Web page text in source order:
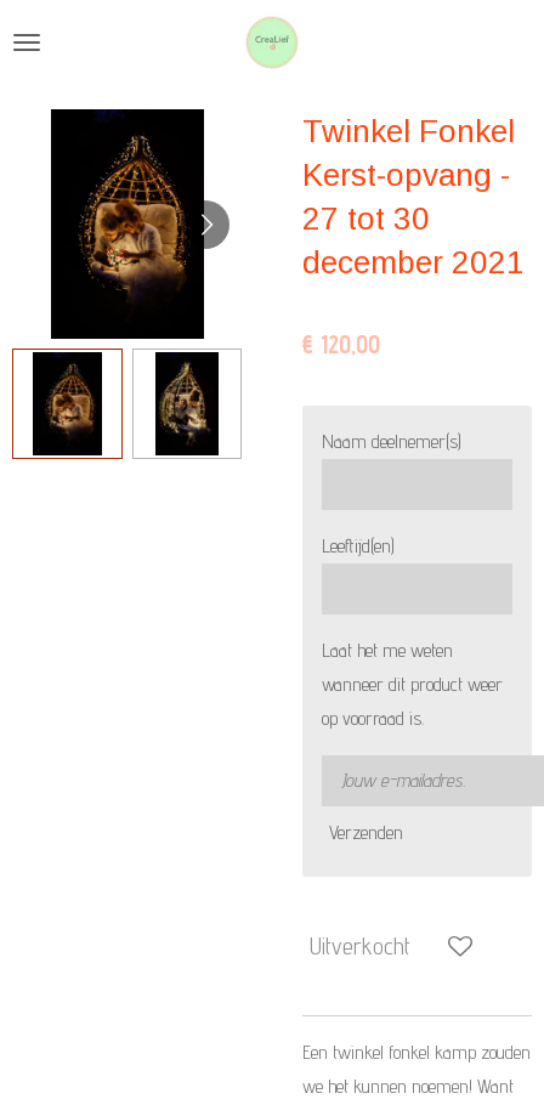
hoofdinhoud
Twinkel Fonkel
Kerst-opvang -
27 tot 30
december 2021
€ 120,00
Naam deelnemer(s)
Leeftijd(en)
Laat het me weten
wanneer dit product weer
op voorraad is.
Verzenden
Uitverkocht
Een twinkel fonkel kamp zouden
we het kunnen noemen! Want